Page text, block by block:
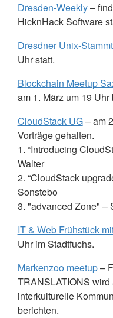
Dresden-Weekly–
HicknHack Software
Dresdner Unix-
Uhr statt.
Blockchain Meetup
am 1. März um 19
CloudStack UG– am
Vorträge gehalten.
1. “Introducing
Walter
2. “CloudStack
Sonstebo
3. "advanced Zone" –
IT & Web Frühstück
Uhr im Stadtfuchs.
Markenzoo meetup–
TRANSLATIONS wird
interkulturelle
berichten.